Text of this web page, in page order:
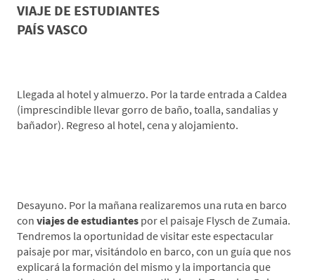
VIAJE DE ESTUDIANTES
PAÍS VASCO
Llegada al hotel y almuerzo. Por la tarde entrada a Caldea
(imprescindible llevar gorro de baño, toalla, sandalias y
bañador). Regreso al hotel, cena y alojamiento.
Desayuno. Por la mañana realizaremos una ruta en barco
con viajes de estudiantes por el paisaje Flysch de Zumaia.
Tendremos la oportunidad de visitar este espectacular
paisaje por mar, visitándolo en barco, con un guía que nos
explicará la formación del mismo y la importancia que